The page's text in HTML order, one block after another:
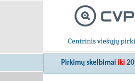
Centrinis viešųjų
Pirkimų skelbimai iki